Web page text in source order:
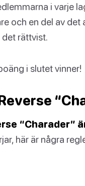
i varje
och en del av det
rättvist.
i slutet vinner!
“Charader”
här är några